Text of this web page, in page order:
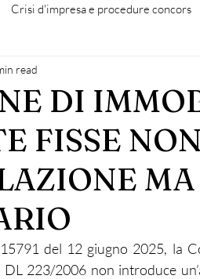
Crisi d'impresa e procedure concors
aziendale
DI
FISSE
read
del 12 giugno 2025, la
223/2006 non introduce